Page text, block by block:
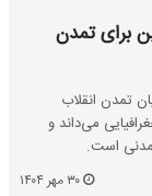
برای تمدن
تمدن انقلاب
می‌داند و
است.